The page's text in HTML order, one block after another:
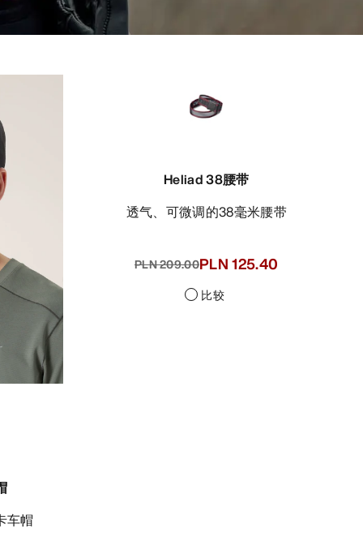
车帽
Heliad 38腰带
透气、可微调的38毫米腰带
PLN 209.00PLN 125.40
比较